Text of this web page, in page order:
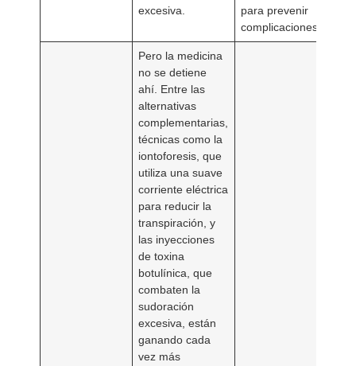
excesiva.
para prevenir
complicaciones.
Pero la medicina
no se detiene
ahí. Entre las
alternativas
complementarias,
técnicas como la
iontoforesis, que
utiliza una suave
corriente eléctrica
para reducir la
transpiración, y
las inyecciones
de toxina
botulínica, que
combaten la
sudoración
excesiva, están
ganando cada
vez más